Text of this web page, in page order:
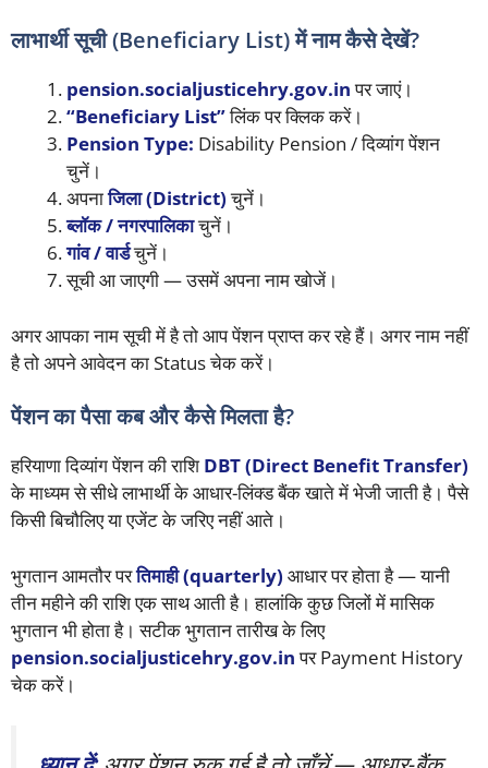
लाभार्थी सूची (Beneficiary List) में नाम कैसे देखें?
pension.socialjusticehry.gov.inपर जाएं।
“Beneficiary List”लिंक पर क्लिक करें।
Pension Type: Disability Pension / दिव्यांग पेंशन
चुनें।
अपनाजिला (District)चुनें।
ब्लॉक / नगरपालिकाचुनें।
गांव / वार्डचुनें।
सूची आ जाएगी — उसमें अपना नाम खोजें।
अगर आपका नाम सूची में है तो आप पेंशन प्राप्त कर रहे हैं। अगर नाम नहीं
है तो अपने आवेदन का Status चेक करें।
पेंशन का पैसा कब और कैसे मिलता है?
हरियाणा दिव्यांग पेंशन की राशिDBT (Direct Benefit Transfer)
के माध्यम से सीधे लाभार्थी के आधार-लिंक्ड बैंक खाते में भेजी जाती है। पैसे
किसी बिचौलिए या एजेंट के जरिए नहीं आते।
भुगतान आमतौर परतिमाही (quarterly) आधार पर होता है — यानी
तीन महीने की राशि एक साथ आती है। हालांकि कुछ जिलों में मासिक
भुगतान भी होता है। सटीक भुगतान तारीख के लिए
pension.socialjusticehry.gov.inपर Payment History
चेक करें।